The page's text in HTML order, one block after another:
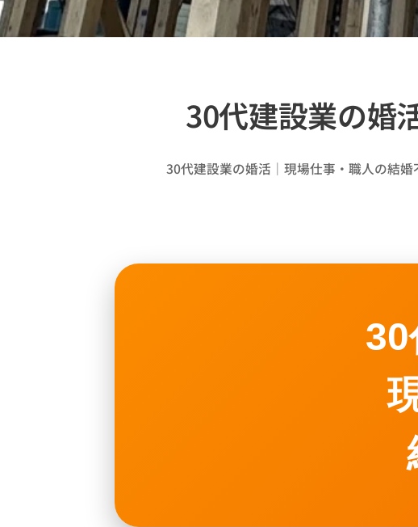
30代建設業の婚
30代建設業の婚活｜現場仕事・職人の結婚
30